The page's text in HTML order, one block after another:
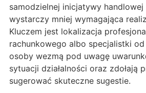
samodzielnej inicjatywy
wystarczy mniej wymagająca
Kluczem jest lokalizacja
rachunkowego albo specjalistki
osoby wezmą pod uwagę
sytuacji działalności oraz zdołają
sugerować skuteczne sugestie.